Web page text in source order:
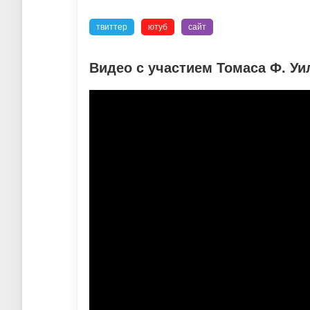
твиттер ютуб сайт
Видео с участием Томаса Ф.